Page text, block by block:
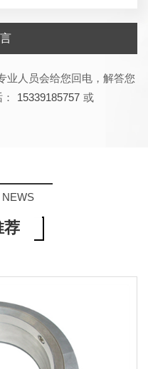
业人员会给您回电，解答您
15339185757 或
NEWS
荐